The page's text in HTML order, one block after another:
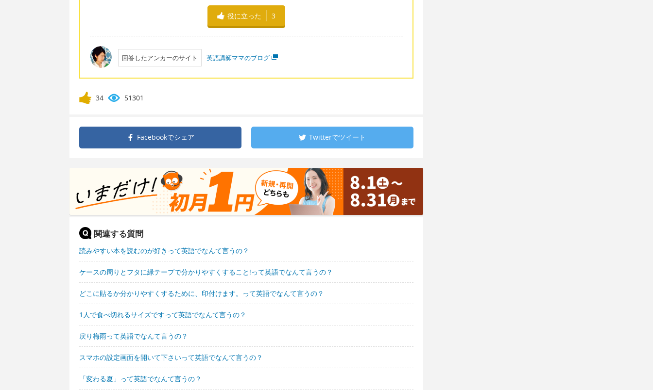
役に立った 3
回答したアンカーのサイト 英語講師ママのブログ
34 51301
Facebookでシェア Twitterでツイート
関連する質問
読みやすい本を読むのが好きって英語でなんて言うの？
ケースの周りとフタに緑テープで分かりやすくすること!って英語でなんて言うの？
どこに貼るか分かりやすくするために、印付けます。って英語でなんて言うの？
1人で食べ切れるサイズですって英語でなんて言うの？
戻り梅雨って英語でなんて言うの？
スマホの設定画面を開いて下さいって英語でなんて言うの？
「変わる夏」って英語でなんて言うの？